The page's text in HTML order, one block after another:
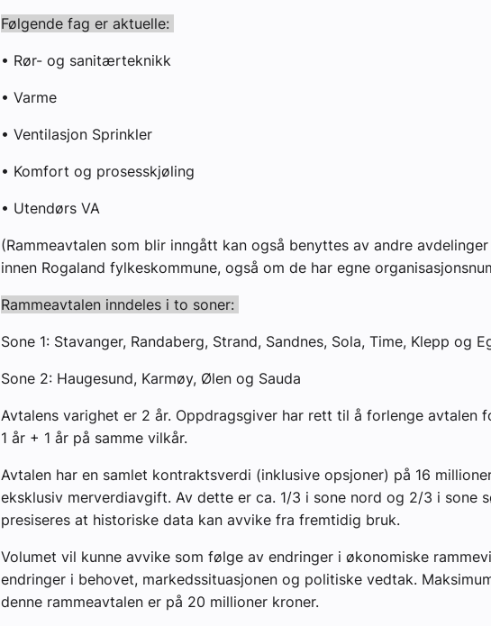
Følgende fag er aktuelle:
• Rør- og sanitærteknikk
• Varme
• Ventilasjon Sprinkler
• Komfort og prosesskjøling
• Utendørs VA
(Rammeavtalen som blir inngått kan også benyttes av andre
innen Rogaland fylkeskommune, også om de har egne
Rammeavtalen inndeles i to soner:
Sone 1: Stavanger, Randaberg, Strand, Sandnes, Sola, Time, Klepp og
Sone 2: Haugesund, Karmøy, Ølen og Sauda
Avtalens varighet er 2 år. Oppdragsgiver har rett til å forlenge avtalen
1 år + 1 år på samme vilkår.
Avtalen har en samlet kontraktsverdi (inklusive opsjoner) på 16
eksklusiv merverdiavgift. Av dette er ca. 1/3 i sone nord og 2/3 i sone
presiseres at historiske data kan avvike fra fremtidig bruk.
Volumet vil kunne avvike som følge av endringer i økonomiske
endringer i behovet, markedssituasjonen og politiske vedtak.
denne rammeavtalen er på 20 millioner kroner.